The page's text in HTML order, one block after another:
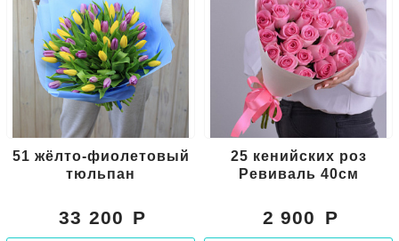
51 жёлто-фиолетовый
тюльпан
33 200
25 кенийских роз
Ревиваль 40см
2 900